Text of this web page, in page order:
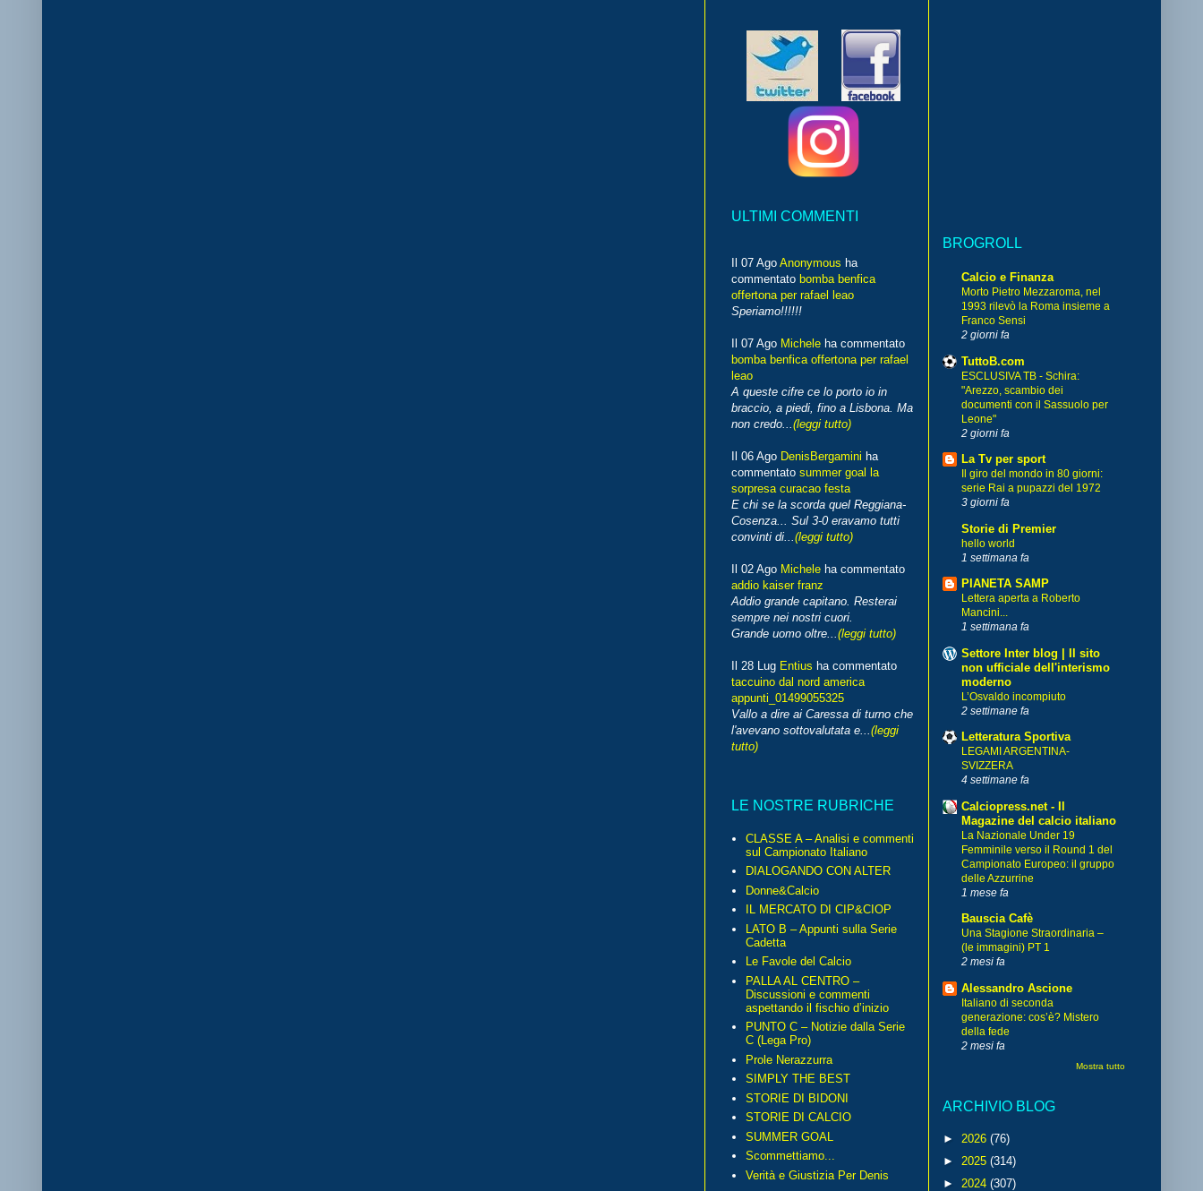
ULTIMI COMMENTI
Il 07 Ago Anonymous ha
commentato bomba benfica
offertona per rafael leao
Speriamo!!!!!!
Il 07 Ago Michele ha commentato
bomba benfica offertona per rafael
leao
A queste cifre ce lo porto io in
braccio, a piedi, fino a Lisbona. Ma
non credo...(leggi tutto)
Il 06 Ago DenisBergamini ha
commentato summer goal la
sorpresa curacao festa
E chi se la scorda quel Reggiana-
Cosenza... Sul 3-0 eravamo tutti
convinti di...(leggi tutto)
Il 02 Ago Michele ha commentato
addio kaiser franz
Addio grande capitano. Resterai
sempre nei nostri cuori.
Grande uomo oltre...(leggi tutto)
Il 28 Lug Entius ha commentato
taccuino dal nord america
appunti_01499055325
Vallo a dire ai Caressa di turno che
l'avevano sottovalutata e...(leggi
tutto)
LE NOSTRE RUBRICHE
CLASSE A – Analisi e commenti
sul Campionato Italiano
DIALOGANDO CON ALTER
Donne&Calcio
IL MERCATO DI CIP&CIOP
LATO B – Appunti sulla Serie
Cadetta
Le Favole del Calcio
PALLA AL CENTRO –
Discussioni e commenti
aspettando il fischio d’inizio
PUNTO C – Notizie dalla Serie
C (Lega Pro)
Prole Nerazzurra
SIMPLY THE BEST
STORIE DI BIDONI
STORIE DI CALCIO
SUMMER GOAL
Scommettiamo...
Verità e Giustizia Per Denis
BROGROLL
Calcio e Finanza
Morto Pietro Mezzaroma, nel
1993 rilevò la Roma insieme a
Franco Sensi
2 giorni fa
TuttoB.com
ESCLUSIVA TB - Schira:
"Arezzo, scambio dei
documenti con il Sassuolo per
Leone"
2 giorni fa
La Tv per sport
Il giro del mondo in 80 giorni:
serie Rai a pupazzi del 1972
3 giorni fa
Storie di Premier
hello world
1 settimana fa
PIANETA SAMP
Lettera aperta a Roberto
Mancini...
1 settimana fa
Settore Inter blog | Il sito
non ufficiale dell'interismo
moderno
L’Osvaldo incompiuto
2 settimane fa
Letteratura Sportiva
LEGAMI ARGENTINA-
SVIZZERA
4 settimane fa
Calciopress.net - Il
Magazine del calcio italiano
La Nazionale Under 19
Femminile verso il Round 1 del
Campionato Europeo: il gruppo
delle Azzurrine
1 mese fa
Bauscia Cafè
Una Stagione Straordinaria –
(le immagini) PT 1
2 mesi fa
Alessandro Ascione
Italiano di seconda
generazione: cos’è? Mistero
della fede
2 mesi fa
Mostra tutto
ARCHIVIO BLOG
► 2026 (76)
► 2025 (314)
► 2024 (307)